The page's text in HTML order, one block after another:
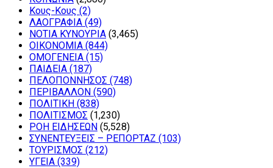
Κους-Κους (2)
ΛΑΟΓΡΑΦΙΑ (49)
ΝΟΤΙΑ ΚΥΝΟΥΡΙΑ (3,465)
ΟΙΚΟΝΟΜΙΑ (844)
ΟΜΟΓΕΝΕΙΑ (15)
ΠΑΙΔΕΙΑ (187)
ΠΕΛΟΠΟΝΝΗΣΟΣ (748)
ΠΕΡΙΒΑΛΛΟΝ (590)
ΠΟΛΙΤΙΚΗ (838)
ΠΟΛΙΤΙΣΜΟΣ (1,230)
ΡΟΗ ΕΙΔΗΣΕΩΝ (5,528)
ΣΥΝΕΝΤΕΥΞΕΙΣ – ΡΕΠΟΡΤΑΖ (103)
ΤΟΥΡΙΣΜΟΣ (212)
ΥΓΕΙΑ (339)